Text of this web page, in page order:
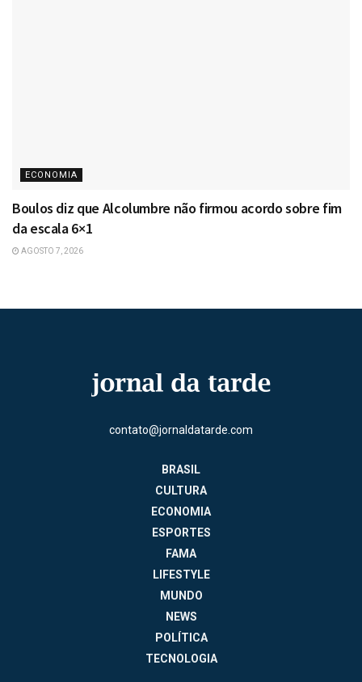
ECONOMIA
Boulos diz que Alcolumbre não firmou acordo sobre fim
da escala 6×1
AGOSTO 7, 2026
contato@jornaldatarde.com
BRASIL
CULTURA
ECONOMIA
ESPORTES
FAMA
LIFESTYLE
MUNDO
NEWS
POLÍTICA
TECNOLOGIA